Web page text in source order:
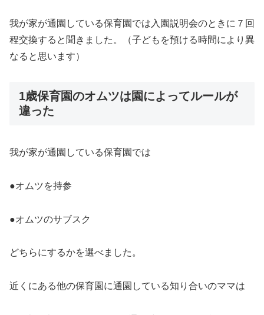
我が家が通園している保育園では入園説明会のときに７回
程交換すると聞きました。（子どもを預ける時間により異
なると思います）
1歳保育園のオムツは園によってルールが
違った
我が家が通園している保育園では
●オムツを持参
●オムツのサブスク
どちらにするかを選べました。
近くにある他の保育園に通園している知り合いのママは